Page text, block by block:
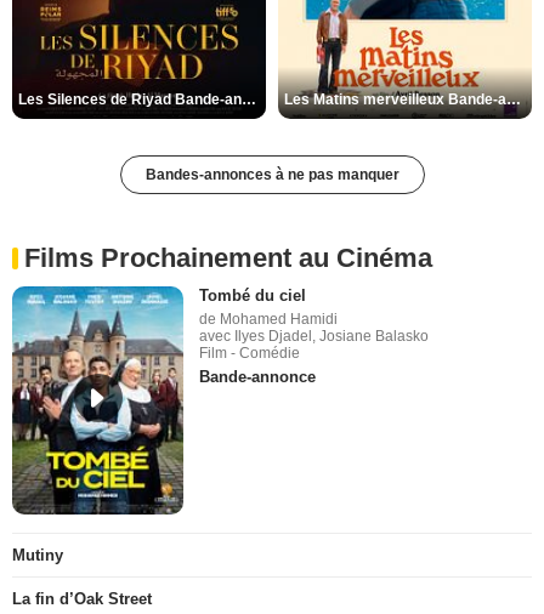
Les Silences de Riyad Bande-annonce VO STFR Les Matins merveilleux Bande-annonce VF
Bandes-annonces à ne pas manquer
Films Prochainement au Cinéma
Tombé du ciel
de Mohamed Hamidi
avec Ilyes Djadel, Josiane Balasko
Film - Comédie
Bande-annonce
Mutiny
La fin d’Oak Street